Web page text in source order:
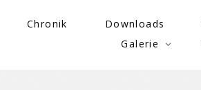
Chronik Downloads
Galerie